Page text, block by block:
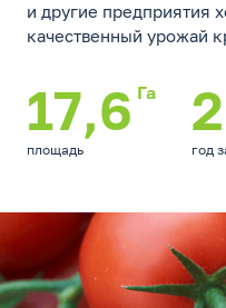
и другие предприятия
качественный урожай
17,6 Га
площадь год